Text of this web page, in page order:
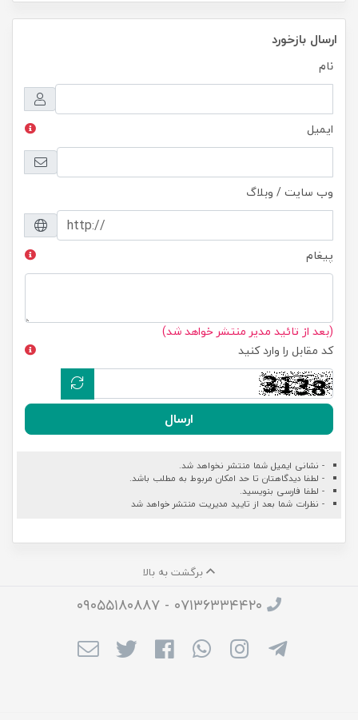
ارسال بازخورد
نام
ایمیل
وب سایت / وبلاگ
پیغام
(بعد از تائید مدیر منتشر خواهد شد)
کد مقابل را وارد کنید
ارسال
- نشانی ایمیل شما منتشر نخواهد شد.
- لطفا دیدگاهتان تا حد امکان مربوط به مطلب باشد.
- لطفا فارسی بنویسید.
- نظرات شما بعد از تایید مدیریت منتشر خواهد شد
برگشت به بالا
۰۷۱۳۶۳۳۴۴۲۰ - ۰۹۰۵۵۱۸۰۸۸۷